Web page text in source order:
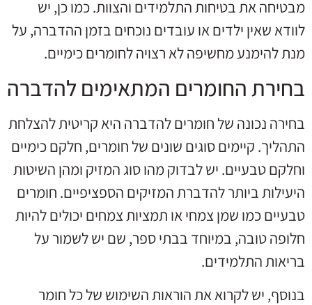
מבטיחה את בטיחות התלמידים והצוות. כמו כן, יש
לוודא שאין ילדים או עובדים נוכחים בזמן ההדברה, על
מנת להימנע מחשיפה לא רצויה לחומרים כימיים.
בחירת החומרים המתאימים להדברה
בחירה נכונה של חומרים להדברה היא קריטית להצלחת
התהליך. קיימים סוגים שונים של חומרים, חלקם כימיים
וחלקם טבעיים. יש לבדוק מהו סוג המזיק ומהן השיטות
היעילות ביותר להדברת המזיקים הספציפיים. חומרים
טבעיים כמו שמן צמחי או תמציות צמחים יכולים להיות
חלופה טובה, במיוחד בבתי ספר, שם יש לשמור על
בריאות התלמידים.
בנוסף, יש לקרוא את הוראות השימוש של כל חומר